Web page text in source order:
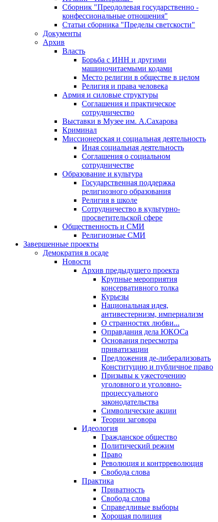
Сборник "Преодолевая государственно -
конфессиональные отношения"
Статьи сборника "Пределы светскости"
Документы
Архив
Власть
Борьба с ИНН и другими
машиночитаемыми кодами
Место религии в обществе в целом
Религия и права человека
Армия и силовые структуры
Соглашения и практическое
сотрудничество
Выставки в Музее им. А.Сахарова
Криминал
Миссионерская и социальная деятельность
Иная социальная деятельность
Соглашения о социальном
сотрудничестве
Образование и культура
Государственная поддержка
религиозного образования
Религия в школе
Сотрудничество в культурно-
просветительской сфере
Общественность и СМИ
Религиозные СМИ
Завершенные проекты
Демократия в осаде
Новости
Архив предыдущего проекта
Крупные мероприятия
консервативного толка
Курьезы
Национальная идея,
антивестернизм, империализм
О странностях любви...
Оправдания дела ЮКОСа
Основания пересмотра
приватизации
Предложения де-либерализовать
Конституцию и публичное право
Призывы к ужесточению
уголовного и уголовно-
процессуального
законодательства
Символические акции
Теории заговора
Идеология
Гражданское общество
Политический режим
Право
Революция и контрреволюция
Свобода слова
Практика
Приватность
Свобода слова
Справедливые выборы
Хорошая полиция